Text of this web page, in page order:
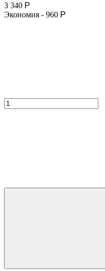
3 340 Р
Экономия - 960 Р